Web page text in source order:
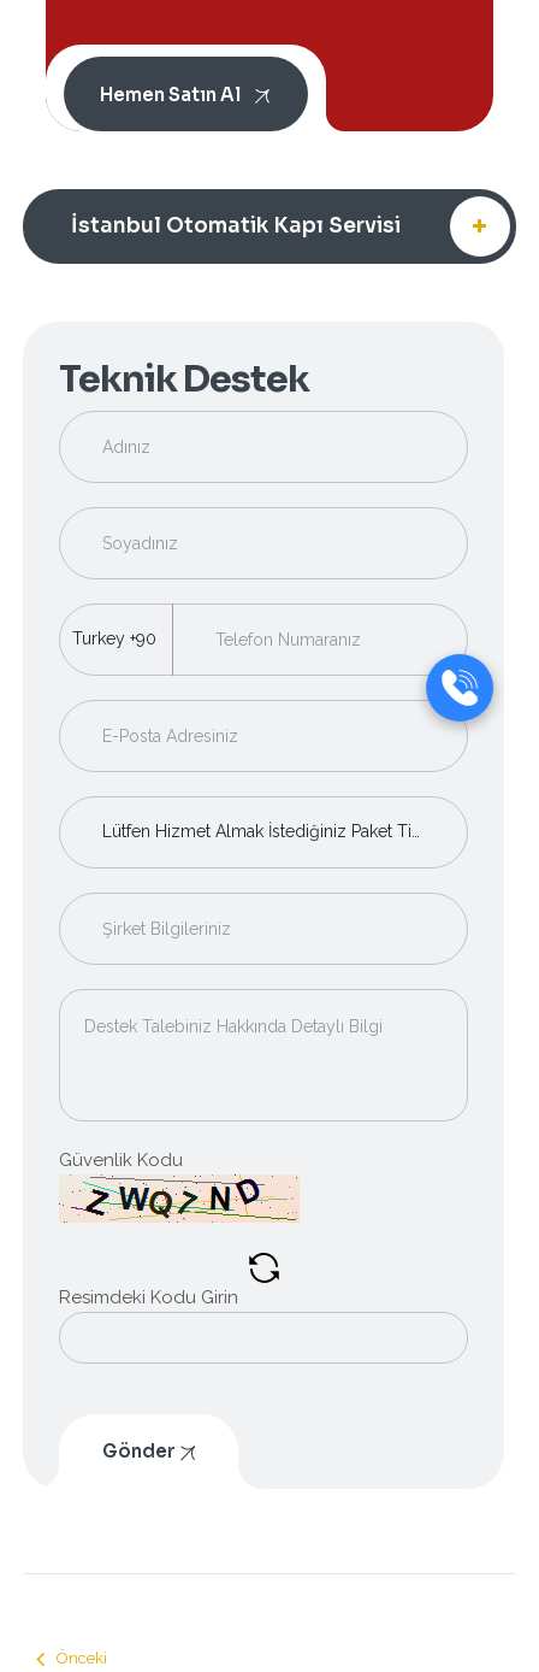
Hemen Satın Al
İstanbul Otomatik Kapı Servisi
Teknik Destek
Güvenlik Kodu
Resimdeki Kodu Girin
Gönder
Önceki